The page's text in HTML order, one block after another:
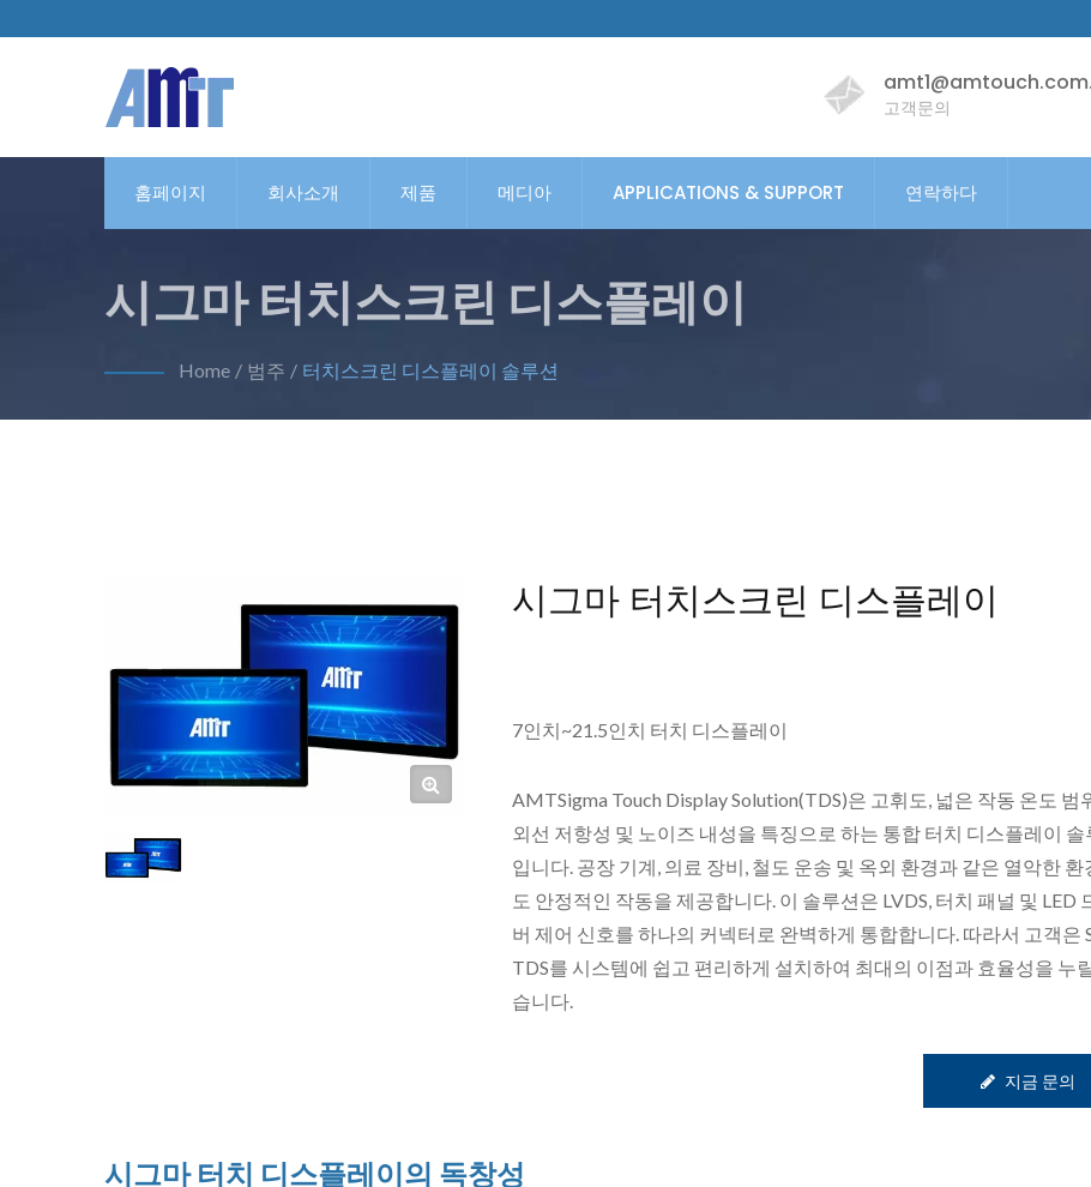
고객문의
홈페이지 회사소개 제품 메디아 APPLICATIONS & SUPPORT 연락하다
시그마 터치스크린 디스플레이
Home / 범주 / 터치스크린 디스플레이 솔루션
시그마 터치스크린 디스플레이
7인치~21.5인치 터치 디스플레이
AMTSigma Touch Display Solution(TDS)은 고휘도, 넓은 작동 온도 범
외선 저항성 및 노이즈 내성을 특징으로 하는 통합 터치 디스플레이 솔
입니다. 공장 기계, 의료 장비, 철도 운송 및 옥외 환경과 같은 열악한 환
도 안정적인 작동을 제공합니다. 이 솔루션은 LVDS, 터치 패널 및 LED
버 제어 신호를 하나의 커넥터로 완벽하게 통합합니다. 따라서 고객은
TDS를 시스템에 쉽고 편리하게 설치하여 최대의 이점과 효율성을 누
습니다.
지금 문의
시그마 터치 디스플레이의 독창성